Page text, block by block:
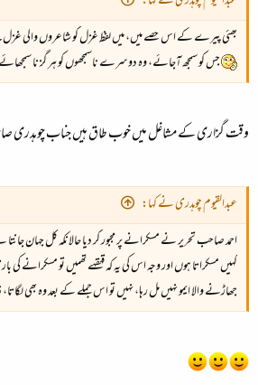
بھئی پیرے کے اس حصے میں، میں لفظ غزل کو شاعروں والی
جس کو سمجھ آجائے، وہ دوسرے ناسمجھوں کو ہر گز نا
وقت گزاری کے مشاغل میں خوب طاق ہیں جناب چوہدری
عبدالقیوم چوہدری نے کہا:
احمد صاحب تحریر نے مسکرانے پر مجبور کر دیا حالانکہ کل جہان
کہیں مسکراتا ہوں اور وجہ اس کی یہ کہ قہقہے تھمیں تو مسکرانے
جھاڑنے والا ایمو نہیں مل رہا، نہیں تو اس جملے کے بعد وہ بھی